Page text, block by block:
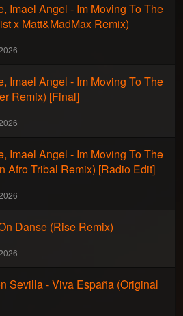
Imael Angel - Im Moving To The
x Matt&MadMax Remix)
Imael Angel - Im Moving To The
Remix) [Final]
Imael Angel - Im Moving To The
Afro Tribal Remix) [Radio Edit]
Danse (Rise Remix)
Sevilla - Viva España (Original